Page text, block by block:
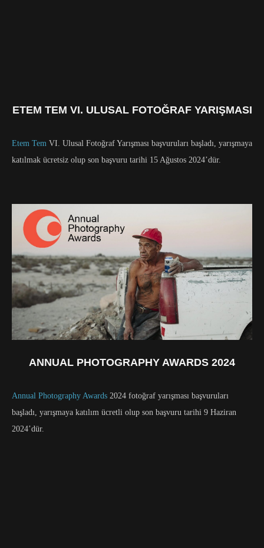
ETEM TEM VI. ULUSAL FOTOĞRAF YARIŞMASI
Etem Tem VI. Ulusal Fotoğraf Yarışması başvuruları başladı, yarışmaya
katılmak ücretsiz olup son başvuru tarihi 15 Ağustos 2024’dür.
ANNUAL PHOTOGRAPHY AWARDS 2024
Annual Photography Awards 2024 fotoğraf yarışması başvuruları
başladı, yarışmaya katılım ücretli olup son başvuru tarihi 9 Haziran
2024’dür.